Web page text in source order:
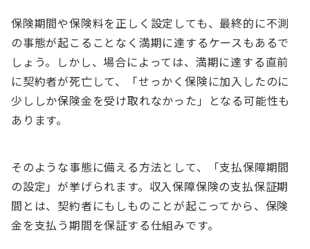
保険期間や保険料を正しく設定しても、最終的に不測
の事態が起こることなく満期に達するケースもあるで
しょう。しかし、場合によっては、満期に達する直前
に契約者が死亡して、「せっかく保険に加入したのに
少ししか保険金を受け取れなかった」となる可能性も
あります。
そのような事態に備える方法として、「支払保障期間
の設定」が挙げられます。収入保障保険の支払保証期
間とは、契約者にもしものことが起こってから、保険
金を支払う期間を保証する仕組みです。